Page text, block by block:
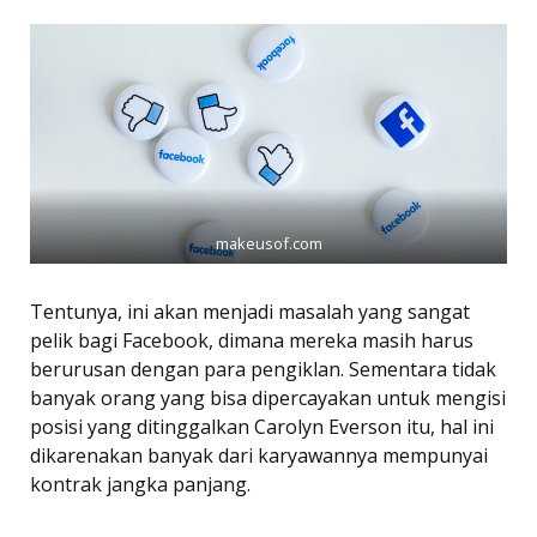
makeusof.com
Tentunya, ini akan menjadi masalah yang sangat
pelik bagi Facebook, dimana mereka masih harus
berurusan dengan para pengiklan. Sementara tidak
banyak orang yang bisa dipercayakan untuk mengisi
posisi yang ditinggalkan Carolyn Everson itu, hal ini
dikarenakan banyak dari karyawannya mempunyai
kontrak jangka panjang.